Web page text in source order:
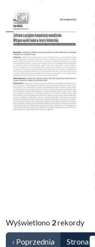
Przejdź do zbioru
Wyświetlono 2rekordy
‹ Poprzednia Strona